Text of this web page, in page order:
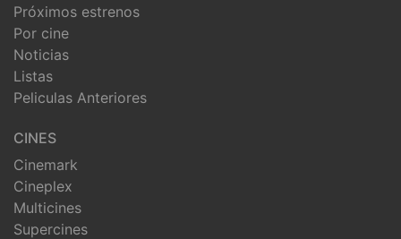
Próximos estrenos
Por cine
Noticias
Listas
Peliculas Anteriores
CINES
Cinemark
Cineplex
Multicines
Supercines